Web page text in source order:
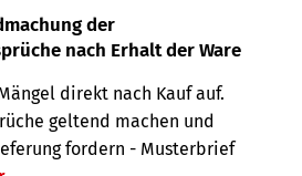
der
nach Erhalt der Ware
direkt nach Kauf auf.
geltend machen und
fordern - Musterbrief